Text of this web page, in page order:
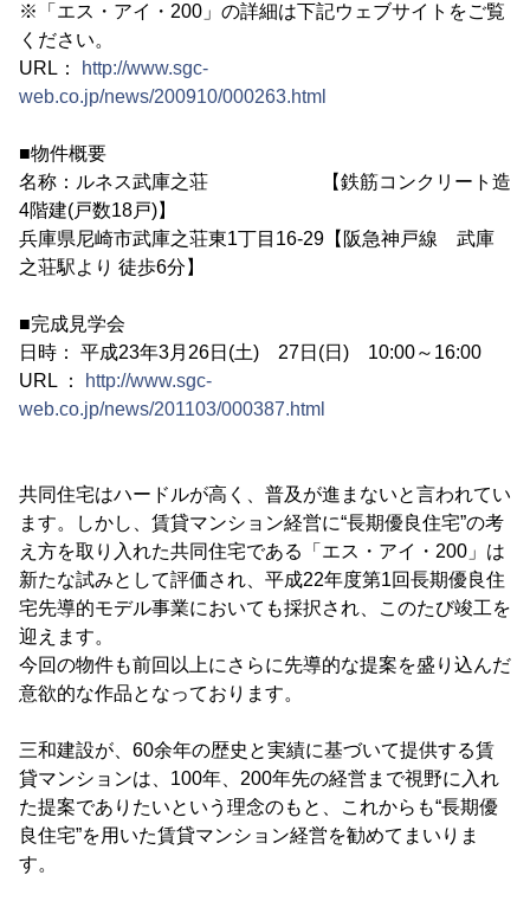
※「エス・アイ・200」の詳細は下記ウェブサイトをご覧
ください。
URL：
http://www.sgc-
web.co.jp/news/200910/000263.html
■物件概要
名称：ルネス武庫之荘 【鉄筋コンクリート造
4階建(戸数18戸)】
兵庫県尼崎市武庫之荘東1丁目16-29【阪急神戸線 武庫
之荘駅より 徒歩6分】
■完成見学会
日時： 平成23年3月26日(土) 27日(日) 10:00～16:00
URL ：
http://www.sgc-
web.co.jp/news/201103/000387.html
共同住宅はハードルが高く、普及が進まないと言われてい
ます。しかし、賃貸マンション経営に“長期優良住宅”の考
え方を取り入れた共同住宅である「エス・アイ・200」は
新たな試みとして評価され、平成22年度第1回長期優良住
宅先導的モデル事業においても採択され、このたび竣工を
迎えます。
今回の物件も前回以上にさらに先導的な提案を盛り込んだ
意欲的な作品となっております。
三和建設が、60余年の歴史と実績に基づいて提供する賃
貸マンションは、100年、200年先の経営まで視野に入れ
た提案でありたいという理念のもと、これからも“長期優
良住宅”を用いた賃貸マンション経営を勧めてまいりま
す。